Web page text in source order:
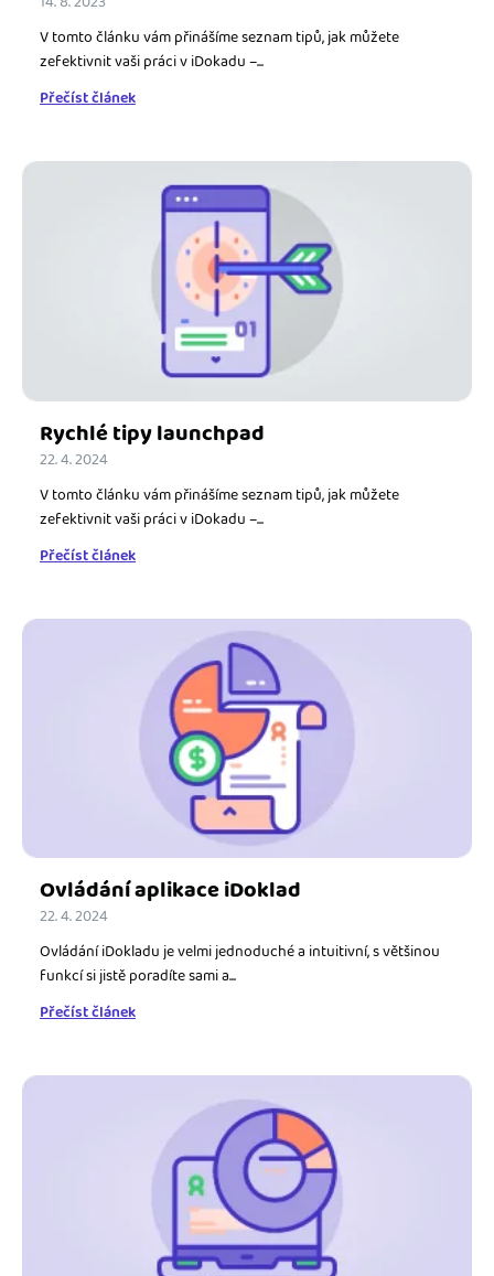
V tomto článku vám přinášíme seznam tipů, jak můžete
zefektivnit vaši práci v iDokadu –...
Přečíst článek
Rychlé tipy launchpad
22. 4. 2024
V tomto článku vám přinášíme seznam tipů, jak můžete
zefektivnit vaši práci v iDokadu –...
Přečíst článek
Ovládání aplikace iDoklad
22. 4. 2024
Ovládání iDokladu je velmi jednoduché a intuitivní, s většinou
funkcí si jistě poradíte sami a...
Přečíst článek